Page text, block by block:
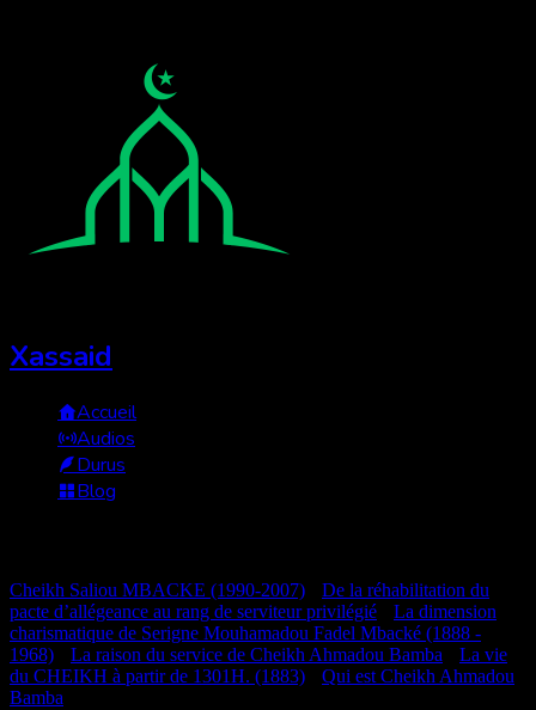
Xassaid
Accueil
Audios
Durus
Blog
Cheikh Saliou MBACKE (1990-2007)
De la réhabilitation du
pacte d’allégeance au rang de serviteur privilégié
La dimension
charismatique de Serigne Mouhamadou Fadel Mbacké (1888 -
1968)
La raison du service de Cheikh Ahmadou Bamba
La vie
du CHEIKH à partir de 1301H. (1883)
Qui est Cheikh Ahmadou
Bamba